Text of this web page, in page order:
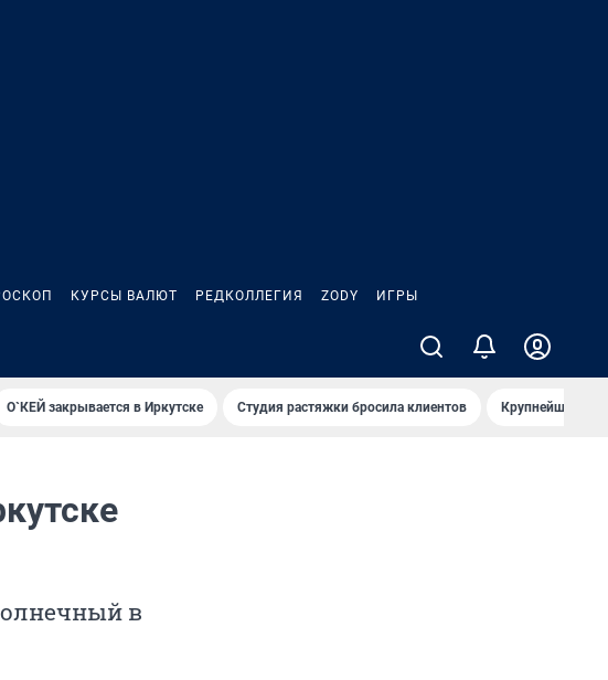
КУРСЫ ВАЛЮТ РЕДКОЛЛЕГИЯ ZODY ИГРЫ
О`КЕЙ закрывается в Иркутске Студия растяжки бросила клиентов Крупнейшие
в